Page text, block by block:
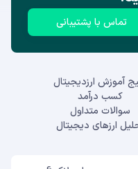
تماس با پشتیبانی
آموزش ارزدیجیتال
کسب درآمد
سوالات متداول
ارزهای دیجیتال